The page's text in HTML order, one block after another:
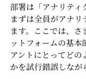
部署は「アナリティ
まずは全員がアナ
ます。ここでは、
ットフォームの基
アントにとってど
かを試行錯誤しなが